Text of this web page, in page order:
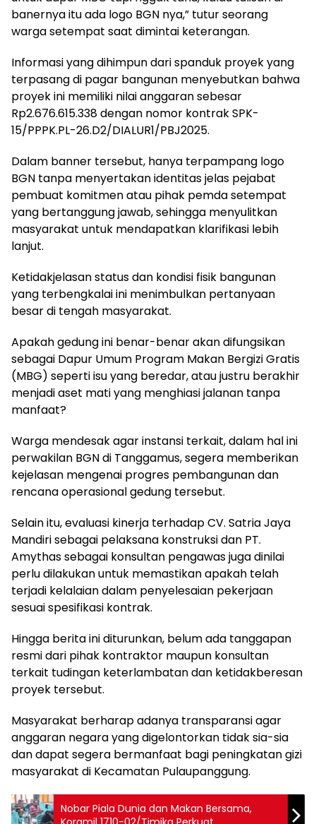
banernya itu ada logo BGN nya,” tutur seorang
warga setempat saat dimintai keterangan.
Informasi yang dihimpun dari spanduk proyek yang
terpasang di pagar bangunan menyebutkan bahwa
proyek ini memiliki nilai anggaran sebesar
Rp2.676.615.338 dengan nomor kontrak SPK-
15/PPPK.PL-26.D2/DIALUR1/PBJ2025.
Dalam banner tersebut, hanya terpampang logo
BGN tanpa menyertakan identitas jelas pejabat
pembuat komitmen atau pihak pemda setempat
yang bertanggung jawab, sehingga menyulitkan
masyarakat untuk mendapatkan klarifikasi lebih
lanjut.
Ketidakjelasan status dan kondisi fisik bangunan
yang terbengkalai ini menimbulkan pertanyaan
besar di tengah masyarakat.
Apakah gedung ini benar-benar akan difungsikan
sebagai Dapur Umum Program Makan Bergizi Gratis
(MBG) seperti isu yang beredar, atau justru berakhir
menjadi aset mati yang menghiasi jalanan tanpa
manfaat?
Warga mendesak agar instansi terkait, dalam hal ini
perwakilan BGN di Tanggamus, segera memberikan
kejelasan mengenai progres pembangunan dan
rencana operasional gedung tersebut.
Selain itu, evaluasi kinerja terhadap CV. Satria Jaya
Mandiri sebagai pelaksana konstruksi dan PT.
Amythas sebagai konsultan pengawas juga dinilai
perlu dilakukan untuk memastikan apakah telah
terjadi kelalaian dalam penyelesaian pekerjaan
sesuai spesifikasi kontrak.
Hingga berita ini diturunkan, belum ada tanggapan
resmi dari pihak kontraktor maupun konsultan
terkait tudingan keterlambatan dan ketidakberesan
proyek tersebut.
Masyarakat berharap adanya transparansi agar
anggaran negara yang digelontorkan tidak sia-sia
dan dapat segera bermanfaat bagi peningkatan gizi
masyarakat di Kecamatan Pulaupanggung.
Nobar Piala Dunia dan Makan Bersama,